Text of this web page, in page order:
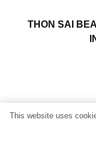
THON SAI
This website uses